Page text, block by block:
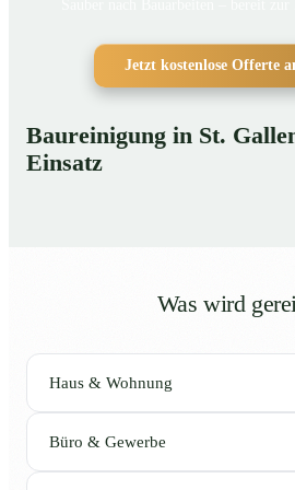
Jetzt kostenlose Offerte
Baureinigung in St.
Einsatz
Was wird
Haus & Wohnung
Büro & Gewerbe